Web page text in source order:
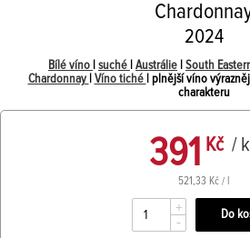
2024
Bílé víno suché Austrálie South
Chardonnay Víno tiché
| plnější víno
charakteru
391 Kč /
521,33 Kč / l
+
-